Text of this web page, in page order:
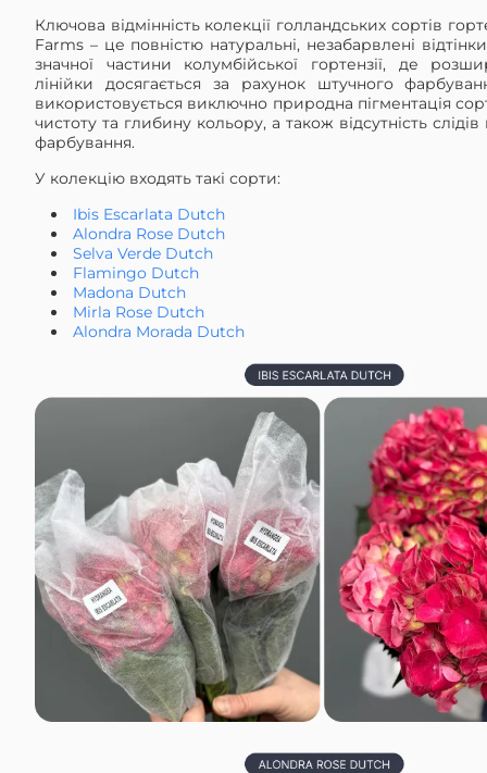
Ключова відмінність колекції голландських сортів
Farms – це повністю натуральні, незабарвлені
значної частини колумбійської гортензії, де
лінійки досягається за рахунок штучного
використовується виключно природна пігментація
чистоту та глибину кольору, а також відсутність
фарбування.
У колекцію входять такі сорти:
Ibis Escarlata Dutch
Alondra Rose Dutch
Selva Verde Dutch
Flamingo Dutch
Madona Dutch
Mirla Rose Dutch
Alondra Morada Dutch